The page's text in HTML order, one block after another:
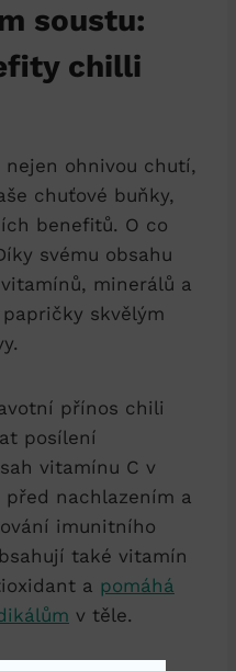
soustu:
chilli
nejen ohnivou chutí,
chuťové buňky,
benefitů. O co
svému obsahu
minerálů a
skvělým
přínos chili
posílení
vitamínu C v
nachlazením a
imunitního
také vitamín
a pomáhá
v těle.